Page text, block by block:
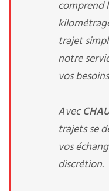
comprend
trajet
notre
vos
Avec
trajets se
vos
discrétion.